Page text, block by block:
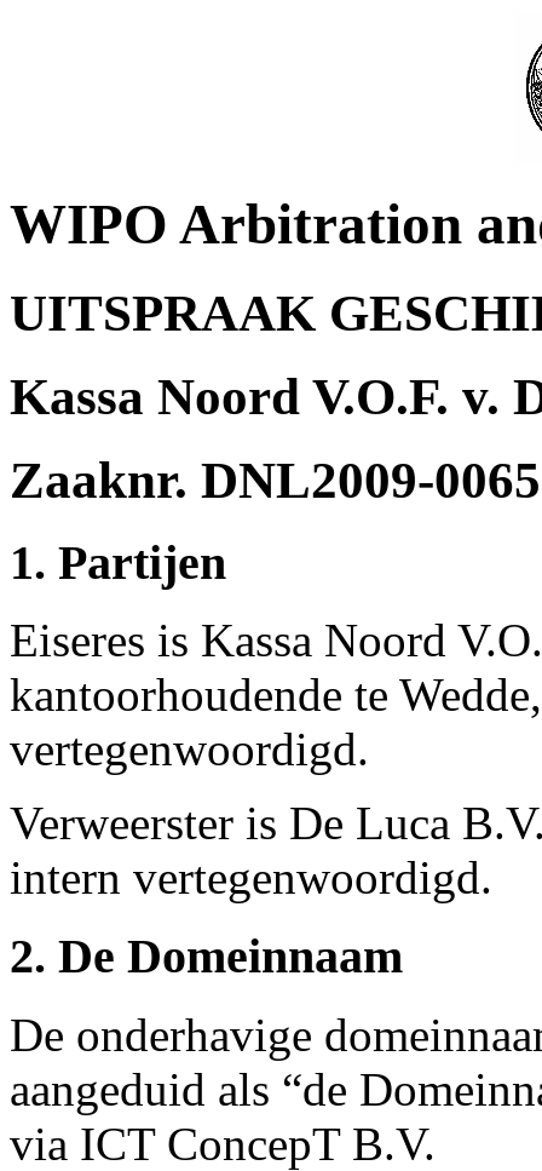
WIPO Arbitration
UITSPRAAK
Kassa Noord V.O.F. v.
Zaaknr. DNL2009-0065
1. Partijen
Eiseres is Kassa Noord
kantoorhoudende te
vertegenwoordigd.
Verweerster is De Luca
intern vertegenwoordigd.
2. De Domeinnaam
De onderhavige
aangeduid als “de
via ICT ConcepT B.V.